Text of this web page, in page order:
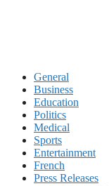
General
Business
Education
Politics
Medical
Sports
Entertainment
French
Press Releases